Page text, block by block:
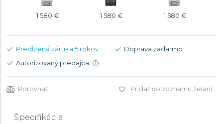
1 580 € 1 580 € 1 580 €
Predĺžená záruka 5 rokov
Doprava zadarmo
Autorizovaný predajca
i
Porovnať Pridať do zoznamu želaní
Špecifikácia